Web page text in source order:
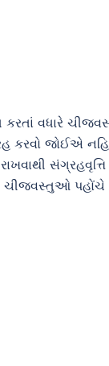
કરતાં વધારે
કરવો જોઈએ
પહોંચે